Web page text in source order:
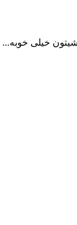
خیلی خوبه...